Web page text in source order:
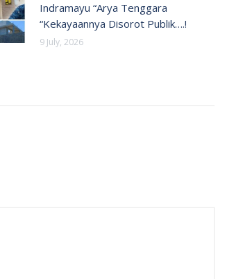
Indramayu “Arya Tenggara
“Kekayaannya Disorot Publik….!
9 July, 2026